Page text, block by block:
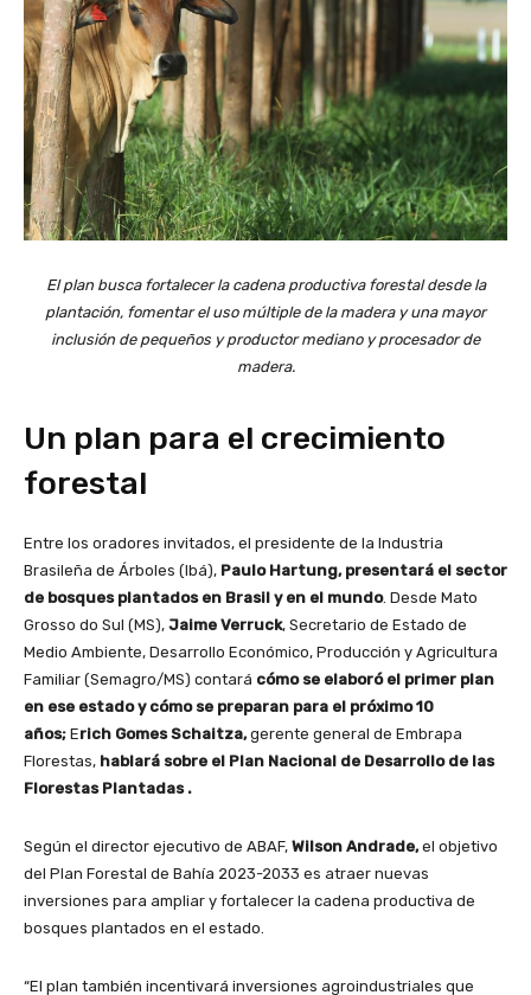
El plan busca fortalecer la cadena productiva forestal desde la
plantación, fomentar el uso múltiple de la madera y una mayor
inclusión de pequeños y productor mediano y procesador de
madera.
Un plan para el crecimiento
forestal
Entre los oradores invitados, el presidente de la Industria
Brasileña de Árboles (Ibá), Paulo Hartung, presentará el sector
de bosques plantados en Brasil y en el mundo. Desde Mato
Grosso do Sul (MS), Jaime Verruck, Secretario de Estado de
Medio Ambiente, Desarrollo Económico, Producción y Agricultura
Familiar (Semagro/MS) contará cómo se elaboró ​​el primer plan
en ese estado y cómo se preparan para el próximo 10
años; Erich Gomes Schaitza,gerente general de Embrapa
Florestas, hablará sobre el Plan Nacional de Desarrollo de las
Florestas Plantadas .
Según el director ejecutivo de ABAF, Wilson Andrade,el objetivo
del Plan Forestal de Bahía 2023-2033 es atraer nuevas
inversiones para ampliar y fortalecer la cadena productiva de
bosques plantados en el estado.
“El plan también incentivará inversiones agroindustriales que